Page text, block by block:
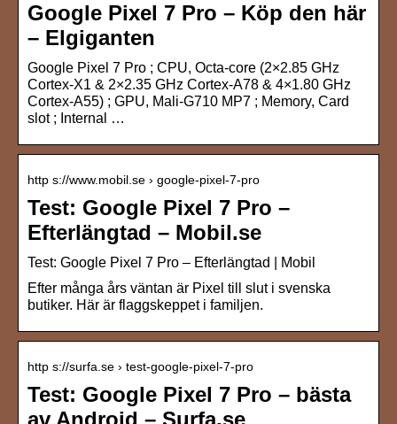
Google Pixel 7 Pro – Köp den här
– Elgiganten
Google Pixel 7 Pro ; CPU, Octa-core (2×2.85 GHz
Cortex-X1 & 2×2.35 GHz Cortex-A78 & 4×1.80 GHz
Cortex-A55) ; GPU, Mali-G710 MP7 ; Memory, Card
slot ; Internal …
http s://www.mobil.se › google-pixel-7-pro
Test: Google Pixel 7 Pro –
Efterlängtad – Mobil.se
Test: Google Pixel 7 Pro – Efterlängtad | Mobil
Efter många års väntan är Pixel till slut i svenska
butiker. Här är flaggskeppet i familjen.
http s://surfa.se › test-google-pixel-7-pro
Test: Google Pixel 7 Pro – bästa